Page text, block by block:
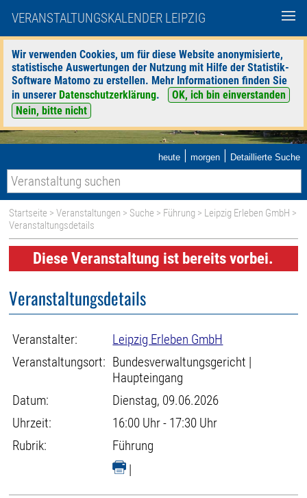
VERANSTALTUNGSKALENDER LEIPZIG
Wir verwenden Cookies, um für diese Website anonymisierte,
statistische Auswertungen der Nutzung mit Hilfe der Statistik-
Software Matomo zu erstellen. Mehr Informationen finden Sie
in unserer Datenschutzerklärung.
OK, ich bin einverstanden
Nein, bitte nicht
heute | morgen | Detaillierte Suche
Startseite >Veranstaltungen > Suche > Führung > Leipzig Erleben GmbH >
Veranstaltungsdetails
Diese Veranstaltung ist bereits vorbei.
Veranstaltungsdetails
Veranstalter:
Leipzig Erleben GmbH
Veranstaltungsort: Bundesverwaltungsgericht |
Haupteingang
Datum:
Dienstag, 09.06.2026
Uhrzeit:
16:00 Uhr - 17:30 Uhr
Rubrik:
Führung
|